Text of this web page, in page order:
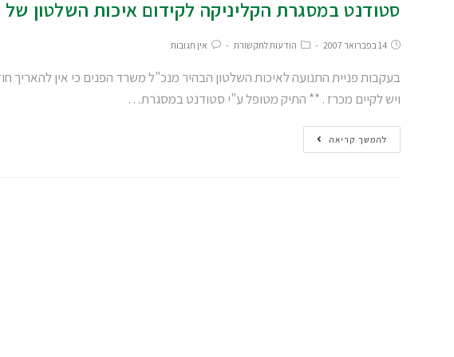
סטודנט במסגרת הקליניקה לקידום איכות השלטון
14 בפברואר 2007 הודעות לתקשורת אין תגובות
בעקבות פניית התנועה לאיכות השלטון הבהיר מנכ"ל משרד הפנים כי אין
ויש לקיים מכרז . ** התיק מטופל ע"י סטודנט במסגרת…
להמשך קריאה